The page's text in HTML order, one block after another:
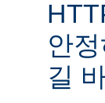
안
길